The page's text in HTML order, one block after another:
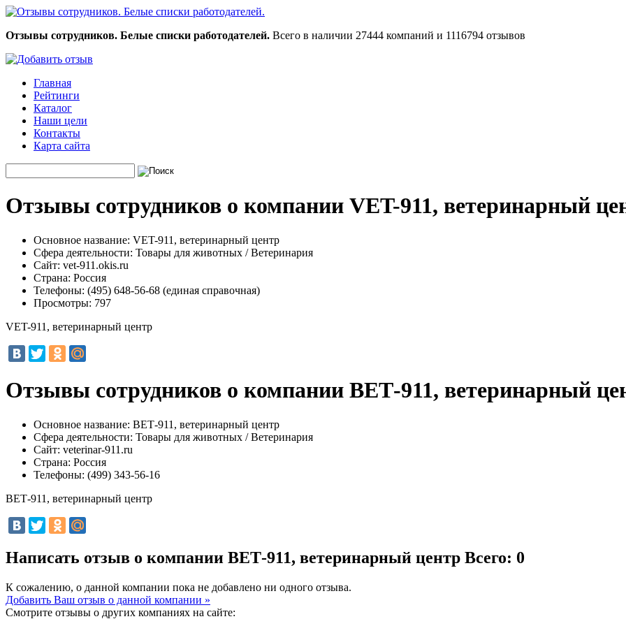
Отзывы сотрудников. Белые списки работодателей. Всего в наличии 27444 компаний и 1116794 отзывов
Главная
Рейтинги
Каталог
Наши цели
Контакты
Карта сайта
Отзывы сотрудников о компании VET-911, ветеринарный
Основное название: VET-911, ветеринарный центр
Сфера деятельности: Товары для животных / Ветеринария
Сайт: vet-911.okis.ru
Страна: Россия
Телефоны: (495) 648-56-68 (единая справочная)
Просмотры: 797
VET-911, ветеринарный центр
Отзывы сотрудников о компании ВЕТ-911, ветеринарный
Основное название: ВЕТ-911, ветеринарный центр
Сфера деятельности: Товары для животных / Ветеринария
Сайт: veterinar-911.ru
Страна: Россия
Телефоны: (499) 343-56-16
ВЕТ-911, ветеринарный центр
Написать отзыв о компании ВЕТ-911, ветеринарный центр Всего: 0
К сожалению, о данной компании пока не добавлено ни одного отзыва.
Добавить Ваш отзыв о данной компании »
Смотрите отзывы о других компаниях на сайте: